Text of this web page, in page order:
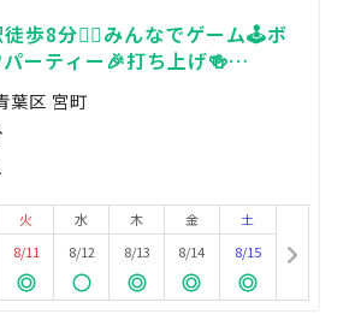
歩8分🚶‍♀️みんなでゲーム🕹️ボ
ーティー🎉打ち上げ🍻
葉区 宮町
火
8/11
水
8/12
木
8/13
金
8/14
土
8/15